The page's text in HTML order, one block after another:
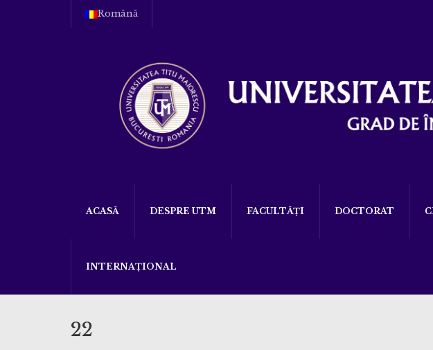
Română
ACASĂ DESPRE UTM FACULTĂȚI DOCTORAT
INTERNAȚIONAL
22